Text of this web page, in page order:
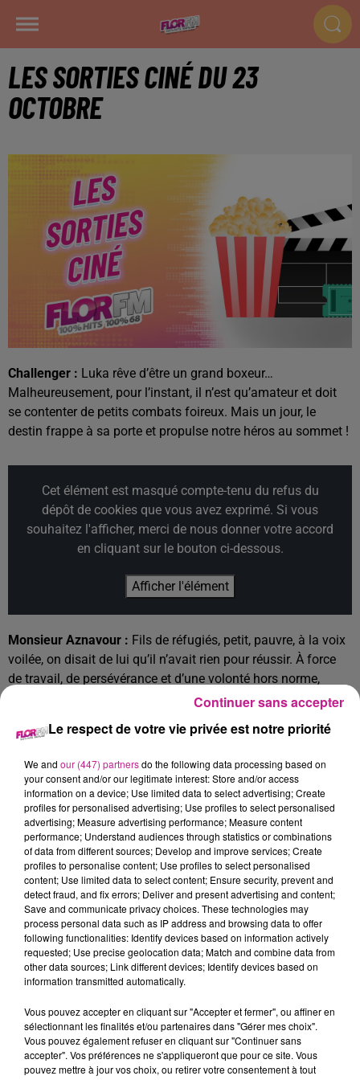
LES SORTIES CINÉ DU 23
OCTOBRE
Challenger : Luka rêve d’être un grand boxeur…
Malheureusement, pour l’instant, il n’est qu’amateur et doit
se contenter de petits combats foireux. Mais un jour, le
destin frappe à sa porte et propulse notre héros au sommet !
Cet élément est masqué compte-tenu du refus du
dépôt de cookies que vous avez exprimé. Si vous
souhaitez l'afficher, merci de nous donner votre accord
en cliquant sur le bouton ci-dessous.
Afficher l'élément
Monsieur Aznavour : Fils de réfugiés, petit, pauvre, à la voix
voilée, on disait de lui qu’il n’avait rien pour réussir. À force
de travail, de persévérance et d’une volonté hors norme,
Charles Aznavour est devenu un monument de la chanson,
titres interprétés dans le monde entier et dans toutes les
parcours exceptionnel et intemporel de MONSIEUR
AZNAVOUR.
Cet élément est masqué compte-tenu du refus du
dépôt de cookies que vous avez exprimé. Si vous
souhaitez l'afficher, merci de nous donner votre accord
en cliquant sur le bouton ci-dessous.
Afficher l'élément
TITRES DIFFUSÉS
20h00
20h00
Le respect de votre vie privée est notre priorité
We and our (447) partnersdo the following data processing based on
your consent and/or our legitimate interest: Store and/or access
information on a device; Use limited data to select advertising; Create
profiles for personalised advertising; Use profiles to select personalised
advertising; Measure advertising performance; Measure content
performance; Understand audiences through statistics or combinations
of data from different sources; Develop and improve services; Create
profiles to personalise content; Use profiles to select personalised
content; Use limited data to select content; Ensure security, prevent and
detect fraud, and fix errors; Deliver and present advertising and content;
Save and communicate privacy choices. These technologies may
process personal data such as IP address and browsing data to offer
following functionalities: Identify devices based on information actively
requested; Use precise geolocation data; Match and combine data from
other data sources; Link different devices; Identify devices based on
information transmitted automatically.
Vous pouvez accepter en cliquant sur "Accepter et fermer", ou affiner en
sélectionnant les finalités et/ou partenaires dans "Gérer mes choix".
Vous pouvez également refuser en cliquant sur "Continuer sans
accepter". Vos préférences ne s'appliqueront que pour ce site. Vous
pouvez mettre à jour vos choix, ou retirer votre consentement à tout
Continuer sans accepter